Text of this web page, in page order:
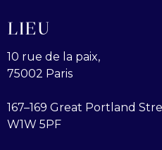
LIEU
10 rue de la paix,
75002 Paris
167–169 Great Portland
W1W 5PF